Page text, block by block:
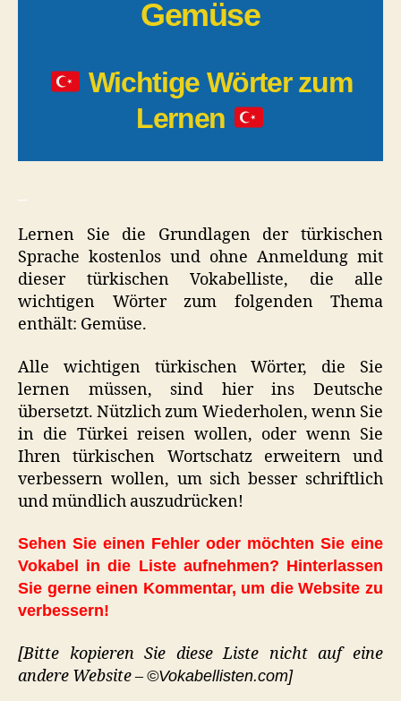
Gemüse
Wichtige Wörter zum
Lernen
Lernen Sie die Grundlagen der türkischen
Sprache kostenlos und ohne Anmeldung mit
dieser türkischen Vokabelliste, die alle
wichtigen Wörter zum folgenden Thema
enthält: Gemüse.
Alle wichtigen türkischen Wörter, die Sie
lernen müssen, sind hier ins Deutsche
übersetzt. Nützlich zum Wiederholen, wenn Sie
in die Türkei reisen wollen, oder wenn Sie
Ihren türkischen Wortschatz erweitern und
verbessern wollen, um sich besser schriftlich
und mündlich auszudrücken!
Sehen Sie einen Fehler oder möchten Sie eine
Vokabel in die Liste aufnehmen? Hinterlassen
Sie gerne einen Kommentar, um die Website zu
verbessern!
[Bitte kopieren Sie diese Liste nicht auf eine
andere Website – ©Vokabellisten.com]